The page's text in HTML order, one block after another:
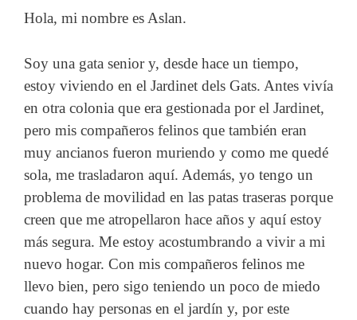
Hola, mi nombre es Aslan.
Soy una gata senior y, desde hace un tiempo,
estoy viviendo en el Jardinet dels Gats. Antes vivía
en otra colonia que era gestionada por el Jardinet,
pero mis compañeros felinos que también eran
muy ancianos fueron muriendo y como me quedé
sola, me trasladaron aquí. Además, yo tengo un
problema de movilidad en las patas traseras porque
creen que me atropellaron hace años y aquí estoy
más segura. Me estoy acostumbrando a vivir a mi
nuevo hogar. Con mis compañeros felinos me
llevo bien, pero sigo teniendo un poco de miedo
cuando hay personas en el jardín y, por este